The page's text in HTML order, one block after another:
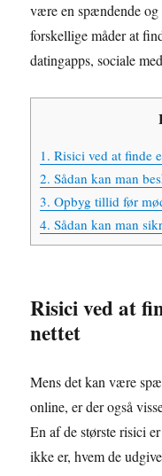
være en spændende og
forskellige måder at
datingapps, sociale
1. Risici ved at finde
2. Sådan kan man
3. Opbyg tillid før
4. Sådan kan man
Risici ved at
nettet
Mens det kan være
online, er der også
En af de største risici
ikke er, hvem de